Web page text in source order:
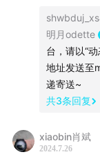
▍Part 1 技术
动态血糖
相比扎手
11:34 通过NFC还
明月odette
台，请以“
地址发送至
递寄送~
共3条回复
xiaobin肖斌
2024.7.26